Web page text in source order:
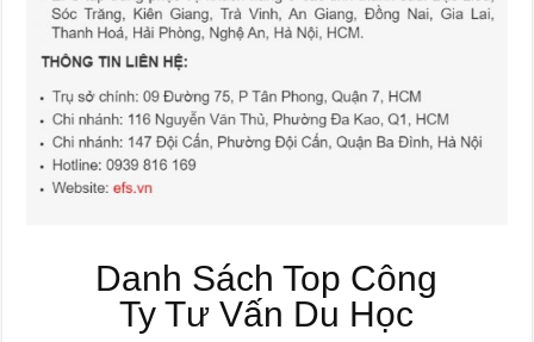
Danh Sách Top Công
Ty Tư Vấn Du Học